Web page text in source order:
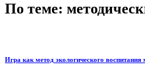
По теме:
Игра как метод экологического